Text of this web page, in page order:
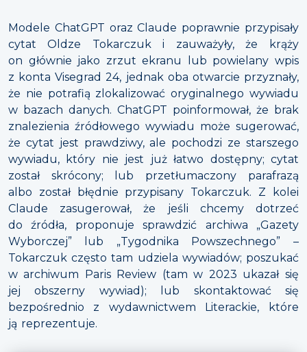
Modele ChatGPT oraz Claude poprawnie przypisały
cytat Oldze Tokarczuk i zauważyły, że krąży
on głównie jako zrzut ekranu lub powielany wpis
z konta Visegrad 24, jednak oba otwarcie przyznały,
że nie potrafią zlokalizować oryginalnego wywiadu
w bazach danych. ChatGPT poinformował, że brak
znalezienia źródłowego wywiadu może sugerować,
że cytat jest prawdziwy, ale pochodzi ze starszego
wywiadu, który nie jest już łatwo dostępny; cytat
został skrócony; lub przetłumaczony parafrazą
albo został błędnie przypisany Tokarczuk. Z kolei
Claude zasugerował, że jeśli chcemy dotrzeć
do źródła, proponuje sprawdzić archiwa „Gazety
Wyborczej” lub „Tygodnika Powszechnego” –
Tokarczuk często tam udziela wywiadów; poszukać
w archiwum Paris Review (tam w 2023 ukazał się
jej obszerny wywiad); lub skontaktować się
bezpośrednio z wydawnictwem Literackie, które
ją reprezentuje.